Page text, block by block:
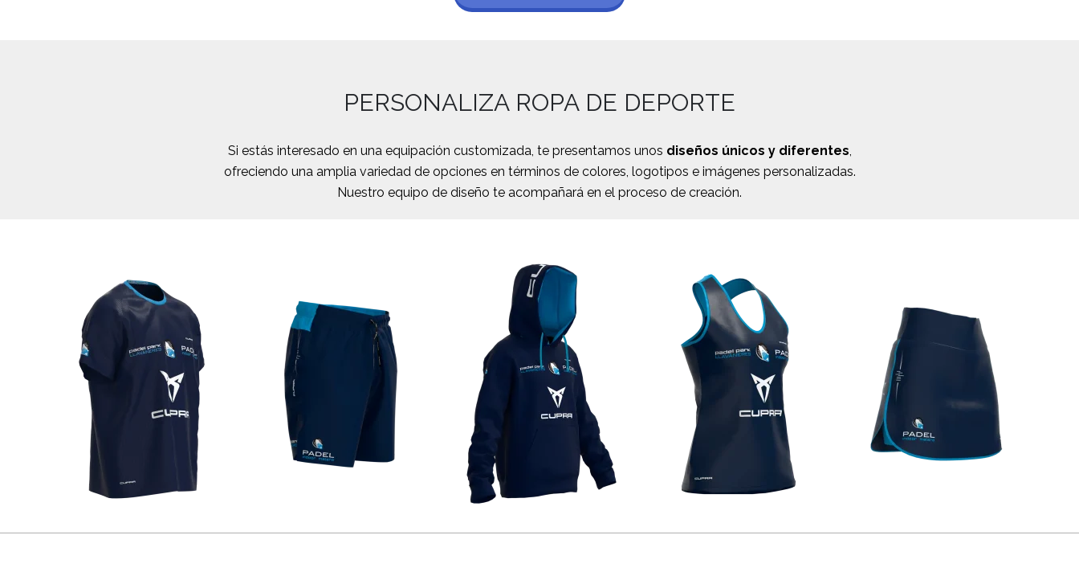
PERSONALIZA ROPA DE DEPORTE
Si estás interesado en una equipación customizada, te presentamos unos diseños únicos y diferentes
ofreciendo una amplia variedad de opciones en términos de colores, logotipos e imágenes personalizadas.
Nuestro equipo de diseño te acompañará en el proceso de creación.